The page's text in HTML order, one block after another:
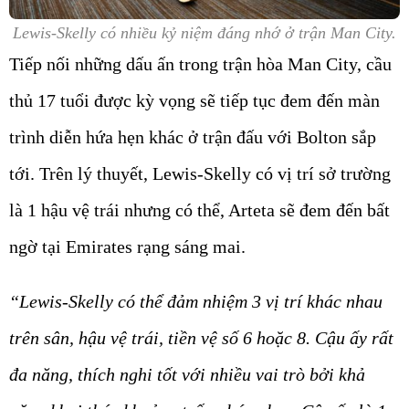
Lewis-Skelly có nhiều kỷ niệm đáng nhớ ở trận Man City.
Tiếp nối những dấu ấn trong trận hòa Man City, cầu
thủ 17 tuổi được kỳ vọng sẽ tiếp tục đem đến màn
trình diễn hứa hẹn khác ở trận đấu với Bolton sắp
tới. Trên lý thuyết, Lewis-Skelly có vị trí sở trường
là 1 hậu vệ trái nhưng có thể, Arteta sẽ đem đến bất
ngờ tại Emirates rạng sáng mai.
“Lewis-Skelly có thể đảm nhiệm 3 vị trí khác nhau
trên sân, hậu vệ trái, tiền vệ số 6 hoặc 8. Cậu ấy rất
đa năng, thích nghi tốt với nhiều vai trò bởi khả